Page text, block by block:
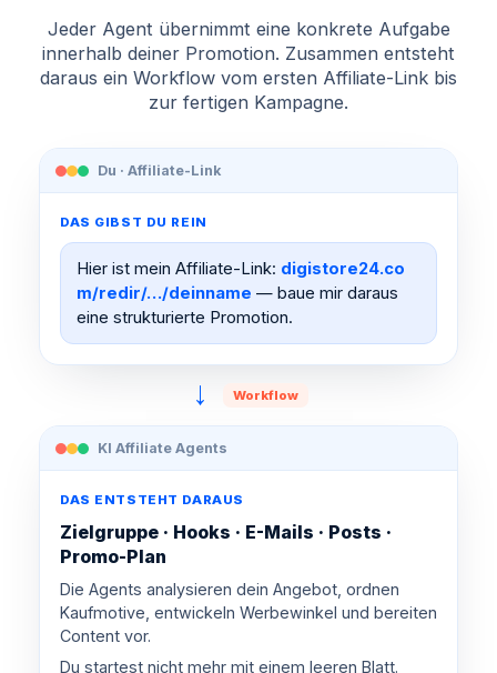
Jeder Agent übernimmt eine konkrete Aufgabe
innerhalb deiner Promotion. Zusammen entsteht
daraus ein Workflow vom ersten Affiliate-Link bis
zur fertigen Kampagne.
Du · Affiliate-Link
DAS GIBST DU REIN
Hier ist mein Affiliate-Link: digistore24.co
m/redir/…/deinname — baue mir daraus
eine strukturierte Promotion.
→ Workflow
KI Affiliate Agents
DAS ENTSTEHT DARAUS
Zielgruppe · Hooks · E-Mails · Posts ·
Promo-Plan
Die Agents analysieren dein Angebot, ordnen
Kaufmotive, entwickeln Werbewinkel und bereiten
Content vor.
Du startest nicht mehr mit einem leeren Blatt.